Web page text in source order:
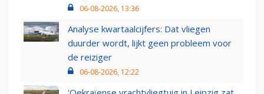
06-08-2026, 13:36
Analyse kwartaalcijfers: Dat vliegen
duurder wordt, lijkt geen probleem voor
de reiziger
06-08-2026, 12:22